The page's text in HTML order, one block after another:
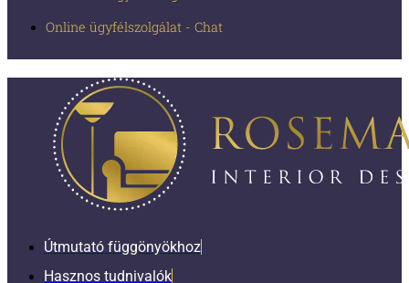
Online ügyfélszolgálat - Chat
Útmutató függönyökhoz
Hasznos tudnivalók